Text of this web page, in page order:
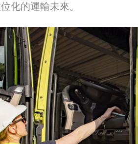
化的運輸未來。